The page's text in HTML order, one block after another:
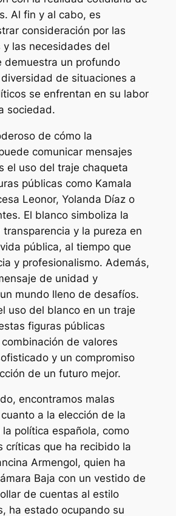
Al fin y al cabo, es
consideración por las
y las necesidades del
demuestra un profundo
de situaciones a
se enfrentan en su labor
sociedad.
de cómo la
comunicar mensajes
el uso del traje chaqueta
públicas como Kamala
Leonor, Yolanda Díaz o
El blanco simboliza la
y la pureza en
pública, al tiempo que
y profesionalismo. Además,
de unidad y
mundo lleno de desafíos.
uso del blanco en un traje
figuras públicas
de valores
y un compromiso
de un futuro mejor.
encontramos malas
a la elección de la
política española, como
críticas que ha recibido la
Armengol, quien ha
Baja con un vestido de
de cuentas al estilo
ha estado ocupando su